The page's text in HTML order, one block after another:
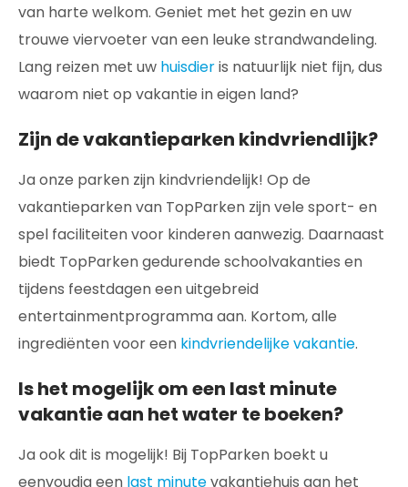
van harte welkom. Geniet met het gezin en uw
trouwe viervoeter van een leuke strandwandeling.
Lang reizen met uw huisdieris natuurlijk niet fijn, dus
waarom niet op vakantie in eigen land?
Zijn de vakantieparken kindvriendlijk?
Ja onze parken zijn kindvriendelijk! Op de
vakantieparken van TopParken zijn vele sport- en
spel faciliteiten voor kinderen aanwezig. Daarnaast
biedt TopParken gedurende schoolvakanties en
tijdens feestdagen een uitgebreid
entertainmentprogramma aan. Kortom, alle
ingrediënten voor een kindvriendelijke vakantie.
Is het mogelijk om een last minute
vakantie aan het water te boeken?
Ja ook dit is mogelijk! Bij TopParken boekt u
eenvoudig een last minutevakantiehuis aan het